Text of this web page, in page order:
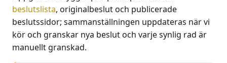
beslutslista, originalbeslut och publicerade
beslutssidor; sammanställningen uppdateras när vi
kör och granskar nya beslut och varje synlig rad är
manuellt granskad.